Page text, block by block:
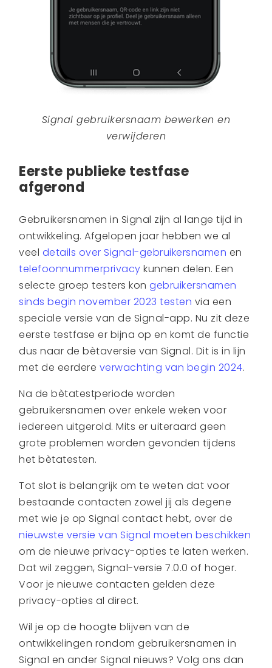
Signal gebruikersnaam bewerken en
verwijderen
Eerste publieke testfase
afgerond
Gebruikersnamen in Signal zijn al lange tijd in
ontwikkeling. Afgelopen jaar hebben we al
veel details over Signal-gebruikersnamen en
telefoonnummerprivacy kunnen delen. Een
selecte groep testers kongebruikersnamen
sinds begin november 2023 testen via een
speciale versie van de Signal-app. Nu zit deze
eerste testfase er bijna op en komt de functie
dus naar de bètaversie van Signal. Dit is in lijn
met de eerdere verwachting van begin 2024.
Na de bètatestperiode worden
gebruikersnamen over enkele weken voor
iedereen uitgerold. Mits er uiteraard geen
grote problemen worden gevonden tijdens
het bètatesten.
Tot slot is belangrijk om te weten dat voor
bestaande contacten zowel jij als degene
met wie je op Signal contact hebt, over de
nieuwste versie van Signal moeten beschikken
om de nieuwe privacy-opties te laten werken.
Dat wil zeggen, Signal-versie 7.0.0 of hoger.
Voor je nieuwe contacten gelden deze
privacy-opties al direct.
Wil je op de hoogte blijven van de
ontwikkelingen rondom gebruikersnamen in
Signal en ander Signal nieuws? Volg ons dan